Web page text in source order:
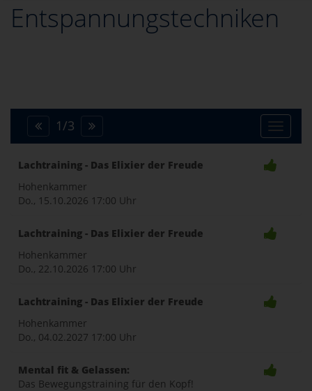
Entspannungstechniken
Toggle
1/3
Lachtraining - Das Elixier der Freude
Hohenkammer
Do., 15.10.2026 17:00 Uhr
Lachtraining - Das Elixier der Freude
Hohenkammer
Do., 22.10.2026 17:00 Uhr
Lachtraining - Das Elixier der Freude
Hohenkammer
Do., 04.02.2027 17:00 Uhr
Mental fit & Gelassen:
Das Bewegungstraining für den Kopf!